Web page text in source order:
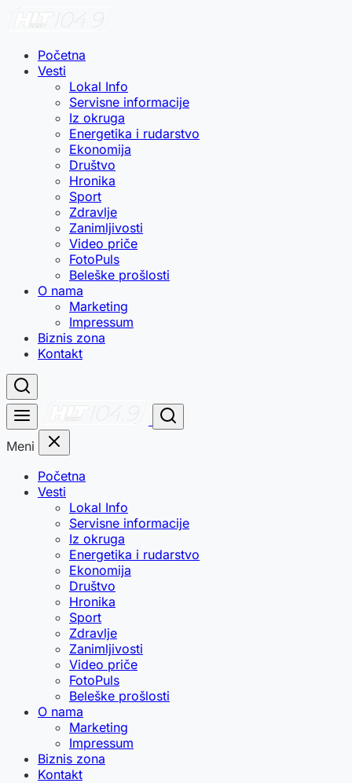
Početna
Vesti
Lokal Info
Servisne informacije
Iz okruga
Energetika i rudarstvo
Ekonomija
Društvo
Hronika
Sport
Zdravlje
Zanimljivosti
Video priče
FotoPuls
Beleške prošlosti
O nama
Marketing
Impressum
Biznis zona
Kontakt
Meni
Početna
Vesti
Lokal Info
Servisne informacije
Iz okruga
Energetika i rudarstvo
Ekonomija
Društvo
Hronika
Sport
Zdravlje
Zanimljivosti
Video priče
FotoPuls
Beleške prošlosti
O nama
Marketing
Impressum
Biznis zona
Kontakt